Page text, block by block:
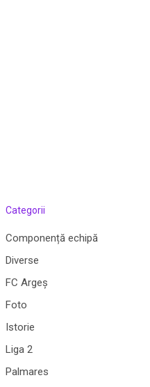
Categorii
Componență echipă
Diverse
FC Argeș
Foto
Istorie
Liga 2
Palmares